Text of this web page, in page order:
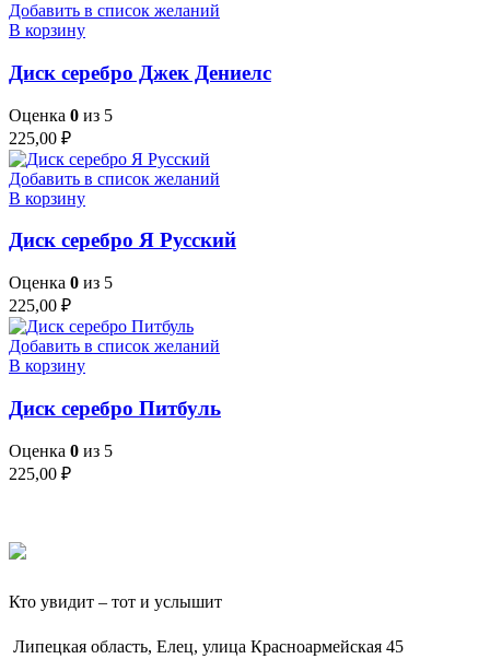
Добавить в список желаний
В корзину
Диск серебро Джек Дениелс
Оценка 0 из 5
225,00 ₽
Добавить в список желаний
В корзину
Диск серебро Я Русский
Оценка 0 из 5
225,00 ₽
Добавить в список желаний
В корзину
Диск серебро Питбуль
Оценка 0 из 5
225,00 ₽
Кто увидит – тот и услышит
Липецкая область, Елец, улица Красноармейская 45